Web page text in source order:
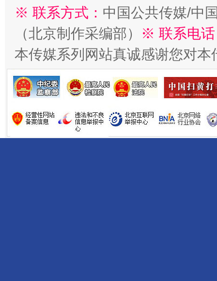
揭开“小金库”的免责幌子
※ 联系方式： 中国公共传媒/中
（北京制作采编部）
※ 联系电
本传媒系列网站真诚感谢您对